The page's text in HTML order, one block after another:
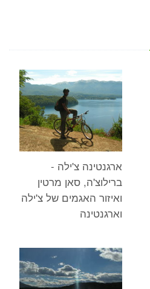
ארגנטינה צ'ילה -
ברילוצ'ה, סאן מרטין
ואיזור האגמים של צ'ילה
וארגנטינה